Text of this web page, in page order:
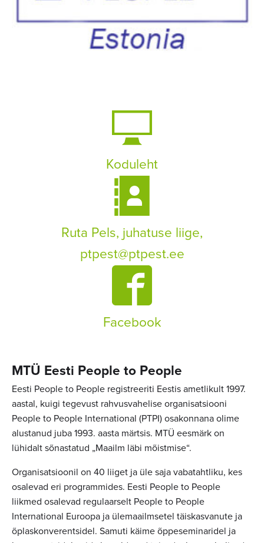
Koduleht
Ruta Pels, juhatuse liige,
ptpest@ptpest.ee
Facebook
MTÜ Eesti People to People
Eesti People to People registreeriti Eestis ametlikult 1997.
aastal, kuigi tegevust rahvusvahelise organisatsiooni
People to People International (PTPI) osakonnana olime
alustanud juba 1993. aasta märtsis. MTÜ eesmärk on
lühidalt sõnastatud „Maailm läbi mõistmise“.
Organisatsioonil on 40 liiget ja üle saja vabatahtliku, kes
osalevad eri programmides. Eesti People to People
liikmed osalevad regulaarselt People to People
International Euroopa ja ülemaailmsetel täiskasvanute ja
õplaskonverentsidel. Samuti käime õppeseminaridel ja